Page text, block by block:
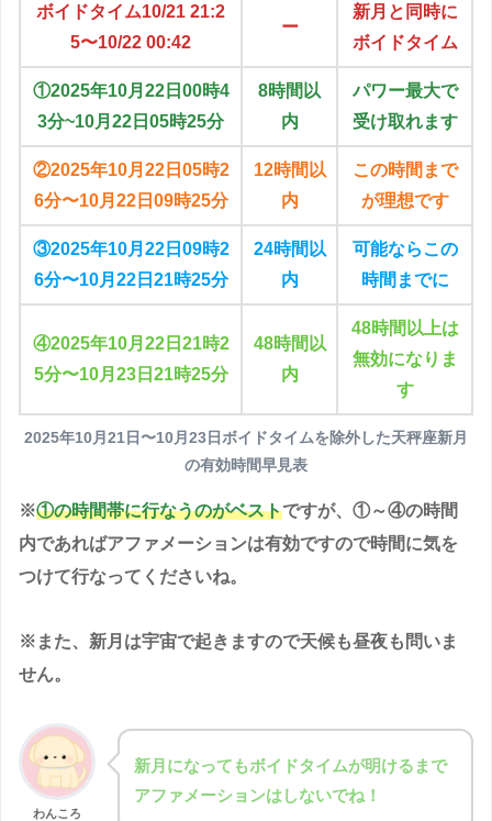
ボイドタイム10/21 21:2
5〜10/22 00:42
ー
新月と同時に
ボイドタイム
①2025年10月22日00時4
3分~10月22日05時25分
8時間以
内
パワー最大で
受け取れます
②2025年10月22日05時2
6分〜10月22日09時25分
12時間以
内
この時間まで
が理想です
③2025年10月22日09時2
6分〜10月22日21時25分
24時間以
内
可能ならこの
時間までに
④2025年10月22日21時2
5分〜10月23日21時25分
48時間以
内
48時間以上は
無効になりま
す
2025年10月21日〜10月23日ボイドタイムを除外した天秤座新月
の有効時間早見表
※①の時間帯に行なうのがベストですが、①～④の時間
内であればアファメーションは有効ですので時間に気を
つけて行なってくださいね。
※また、新月は宇宙で起きますので天候も昼夜も問いま
せん。
わんころ
新月になってもボイドタイムが明けるまで
アファメーションはしないでね！